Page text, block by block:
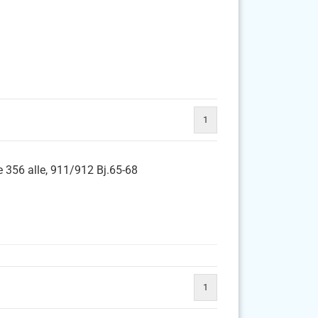
1
356 alle, 911/912 Bj.65-68
1